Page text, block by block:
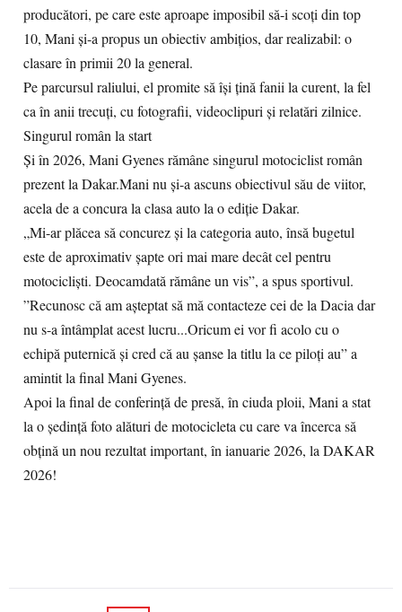
producători, pe care este aproape imposibil să-i scoți din top
10, Mani și-a propus un obiectiv ambițios, dar realizabil: o
clasare în primii 20 la general.
Pe parcursul raliului, el promite să își țină fanii la curent, la fel
ca în anii trecuți, cu fotografii, videoclipuri și relatări zilnice.
Singurul român la start
Și în 2026, Mani Gyenes rămâne singurul motociclist român
prezent la Dakar.Mani nu și-a ascuns obiectivul său de viitor,
acela de a concura la clasa auto la o ediție Dakar.
„Mi-ar plăcea să concurez și la categoria auto, însă bugetul
este de aproximativ șapte ori mai mare decât cel pentru
motocicliști. Deocamdată rămâne un vis”, a spus sportivul.
”Recunosc că am așteptat să mă contacteze cei de la Dacia dar
nu s-a întâmplat acest lucru...Oricum ei vor fi acolo cu o
echipă puternică și cred că au șanse la titlu la ce piloți au” a
amintit la final Mani Gyenes.
Apoi la final de conferință de presă, în ciuda ploii, Mani a stat
la o ședință foto alături de motocicleta cu care va încerca să
obțină un nou rezultat important, în ianuarie 2026, la DAKAR
2026!